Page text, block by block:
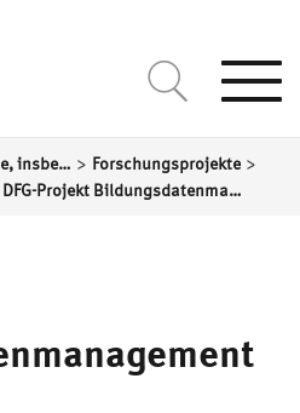
Professur für Soziologie, insbesondere Transformation von Governance in Bildung und Gesellschaft > Forschungsprojekte >
DFG-Projekt Bildungsdatenmanagement